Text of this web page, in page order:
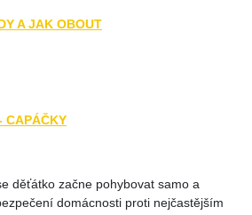
A JAK OBOUT
CAPÁČKY
děťátko začne pohybovat samo a
domácnosti proti nejčastějším